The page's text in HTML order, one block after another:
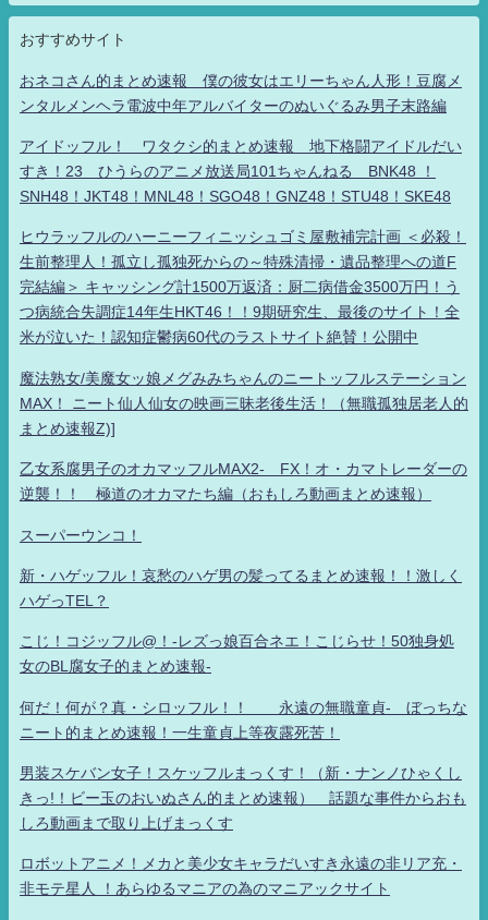
おすすめサイト
おネコさん的まとめ速報 僕の彼女はエリーちゃん人形！豆腐メ
ンタルメンヘラ電波中年アルバイターのぬいぐるみ男子末路編
アイドッフル！ ワタクシ的まとめ速報 地下格闘アイドルだい
すき！23 ひうらのアニメ放送局101ちゃんねる BNK48 ！
SNH48！JKT48！MNL48！SGO48！GNZ48！STU48！SKE48
ヒウラッフルのハーニーフィニッシュゴミ屋敷補完計画 ＜必殺！
生前整理人！孤立し孤独死からの～特殊清掃・遺品整理への道F
完結編＞ キャッシング計1500万返済：厨二病借金3500万円！う
つ病統合失調症14年生HKT46！！9期研究生、最後のサイト！全
米が泣いた！認知症鬱病60代のラストサイト絶賛！公開中
魔法熟女/美魔女ッ娘メグみみちゃんのニートッフルステーション
MAX！ ニート仙人仙女の映画三昧老後生活！（無職孤独居老人的
まとめ速報Z)]
乙女系腐男子のオカマッフルMAX2- FX！オ・カマトレーダーの
逆襲！！ 極道のオカマたち編（おもしろ動画まとめ速報）
スーパーウンコ！
新・ハゲッフル！哀愁のハゲ男の髪ってるまとめ速報！！激しく
ハゲっTEL？
こじ！コジッフル@！-レズっ娘百合ネエ！こじらせ！50独身処
女のBL腐女子的まとめ速報-
何だ！何が？真・シロッフル！！ 永遠の無職童貞- ぼっちな
ニート的まとめ速報！一生童貞上等夜露死苦！
男装スケバン女子！スケッフルまっくす！（新・ナンノひゃくし
きっ!！ビー玉のおいぬさん的まとめ速報） 話題な事件からおも
しろ動画まで取り上げまっくす
ロボットアニメ！メカと美少女キャラだいすき永遠の非リア充・
非モテ星人 ！あらゆるマニアの為のマニアックサイト